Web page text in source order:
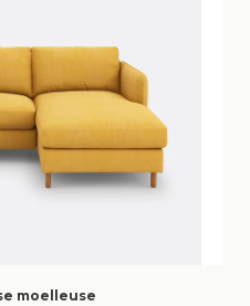
moelleuse